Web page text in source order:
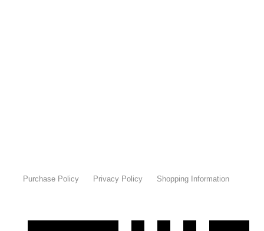
Purchase Policy
Privacy Policy Shopping Information